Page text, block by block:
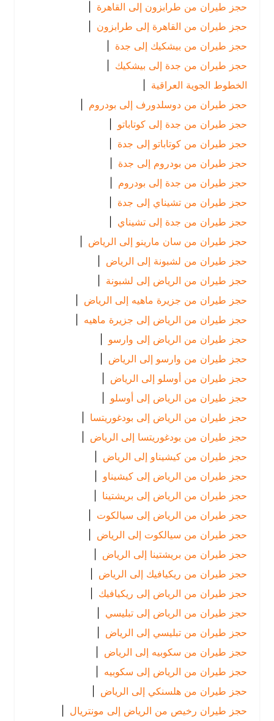
حجز طيران من طرابزون إلى القاهرة |
حجز طيران من القاهرة إلى طرابزون |
حجز طيران من بيشكيك إلى جدة
حجز طيران من جدة إلى بيشكيك |
الخطوط الجوية العراقية
حجز طيران من دوسلدورف إلى بودروم |
حجز طيران من جدة إلى كوتاباتو |
حجز طيران من كوتاباتو إلى جدة
حجز طيران من بودروم إلى جدة
حجز طيران من جدة إلى بودروم |
حجز طيران من تشيناي إلى جدة
حجز طيران من جدة إلى تشيناي |
حجز طيران من سان مارينو إلى الرياض
|
حجز طيران من لشبونة إلى الرياض
|
حجز طيران من الرياض إلى لشبونة |
حجز طيران من جزيرة ماهيه إلى الرياض
|
حجز طيران من الرياض إلى جزيرة ماهيه |
حجز طيران من الرياض إلى وارسو
|
حجز طيران من وارسو إلى الرياض
|
حجز طيران من أوسلو إلى الرياض
|
حجز طيران من الرياض إلى أوسلو
|
حجز طيران من الرياض إلى بودغوريتسا
|
حجز طيران من بودغوريتسا إلى الرياض
|
حجز طيران من كيشيناو إلى الرياض
|
حجز طيران من الرياض إلى كيشيناو |
حجز طيران من الرياض إلى بريشتينا |
حجز طيران من الرياض إلى سيالكوت |
حجز طيران من سيالكوت إلى الرياض
|
حجز طيران من بريشتينا إلى الرياض
|
حجز طيران من ريكيافيك إلى الرياض
|
حجز طيران من الرياض إلى ريكيافيك |
حجز طيران من الرياض إلى تبليسي |
حجز طيران من تبليسي إلى الرياض
|
حجز طيران من سكوبيه إلى الرياض
|
حجز طيران من الرياض إلى سكوبيه |
حجز طيران من هلسنكي إلى الرياض
|
حجز طيران رخيص من الرياض إلى مونتريال |